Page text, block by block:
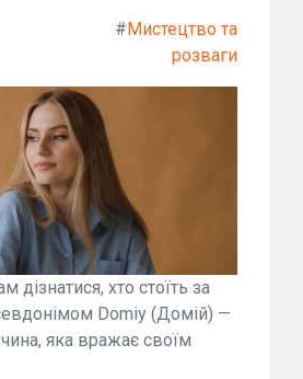
#Мистецтво та
розваги
дізнатися, хто стоїть за
Domiy (Домій) —
яка вражає своїм